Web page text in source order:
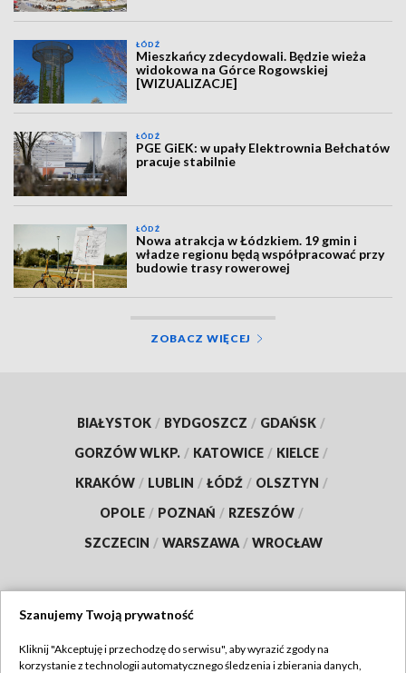
ŁÓDŹ
Mieszkańcy zdecydowali. Będzie wieża
widokowa na Górce Rogowskiej
[WIZUALIZACJE]
ŁÓDŹ
PGE GiEK: w upały Elektrownia Bełchatów
pracuje stabilnie
ŁÓDŹ
Nowa atrakcja w Łódzkiem. 19 gmin i
władze regionu będą współpracować przy
budowie trasy rowerowej
ZOBACZ WIĘCEJ
BIAŁYSTOK / BYDGOSZCZ / GDAŃSK /
GORZÓW WLKP. / KATOWICE / KIELCE /
KRAKÓW / LUBLIN / ŁÓDŹ / OLSZTYN /
OPOLE / POZNAŃ / RZESZÓW /
SZCZECIN / WARSZAWA / WROCŁAW
Szanujemy Twoją prywatność
Kliknij "Akceptuję i przechodzę do serwisu", aby wyrazić zgody na
korzystanie z technologii automatycznego śledzenia i zbierania danych,